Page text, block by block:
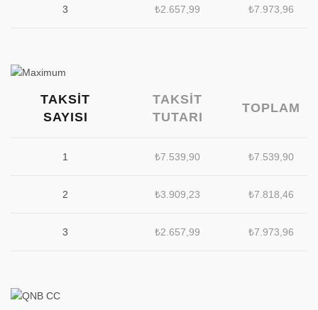
3 ₺2.657,99 ₺7.973,96
TAKSIT
SAYISI
TAKSIT
TUTARI
TOPLAM
1 ₺7.539,90 ₺7.539,90
2 ₺3.909,23 ₺7.818,46
3 ₺2.657,99 ₺7.973,96